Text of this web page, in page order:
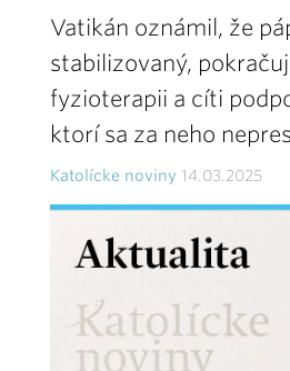
Vatikán oznámil, že
stabilizovaný,
fyzioterapii a cíti
ktorí sa za neho
Katolícke noviny 14.03.2025